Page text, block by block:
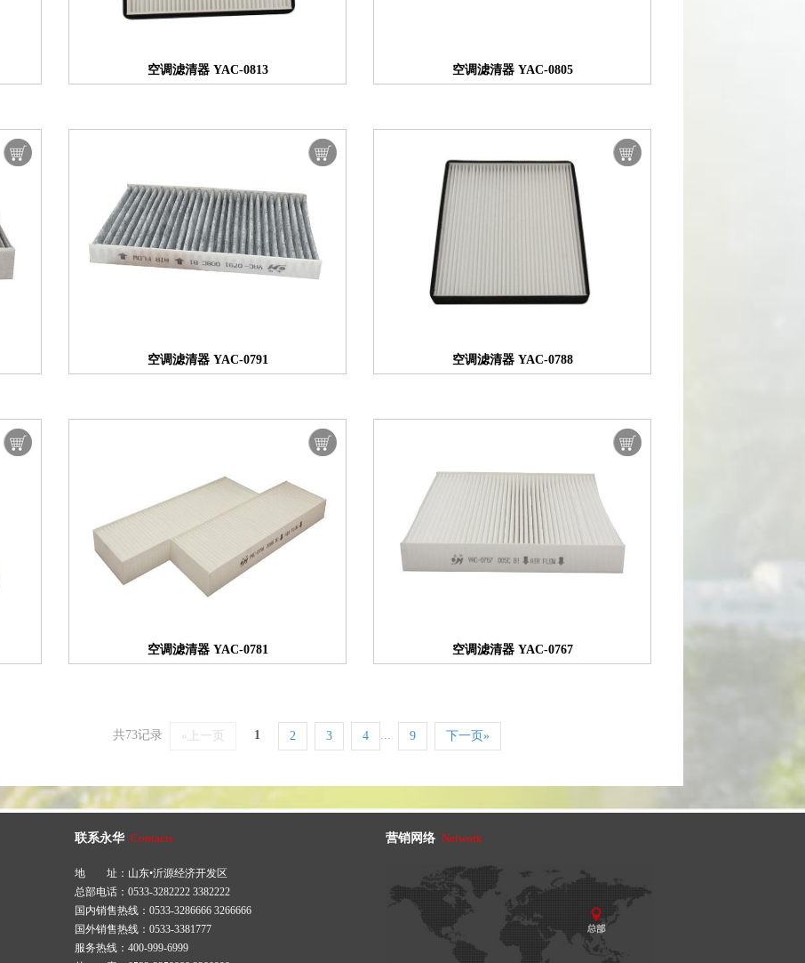
空调滤清器 YAC-0813 空调滤清器 YAC-0805
空调滤清器 YAC-0791 空调滤清器 YAC-0788
空调滤清器 YAC-0781 空调滤清器 YAC-0767
共73记录 «上一页 1 2 3 4 ... 9 下一页»
联系永华 Contacts
地 址：山东•沂源经济开发区
总部电话：0533-3282222 3382222
国内销售热线：0533-3286666 3266666
国外销售热线：0533-3381777
服务热线：400-999-6999
营销网络 Network